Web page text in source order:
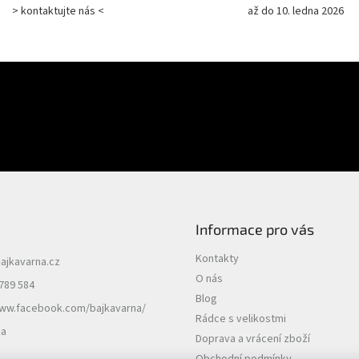
> kontaktujte nás < až do 10. ledna 2026
584
bajkavarna/
Informace pro vás
Kontakty
O nás
Blog
Rádce s velikostmi
Doprava a vrácení zboží